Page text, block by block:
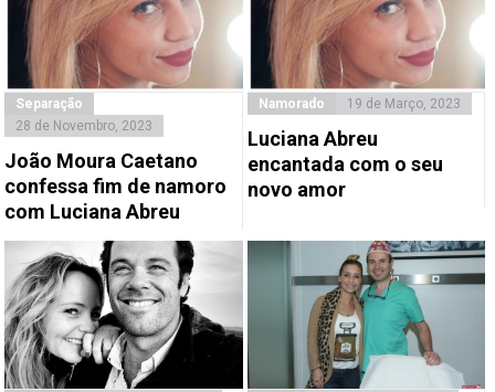
Separação
28 de Novembro, 2023
João Moura Caetano
confessa fim de namoro
com Luciana Abreu
Namorado 19 de Março, 2023
Luciana Abreu
encantada com o seu
novo amor